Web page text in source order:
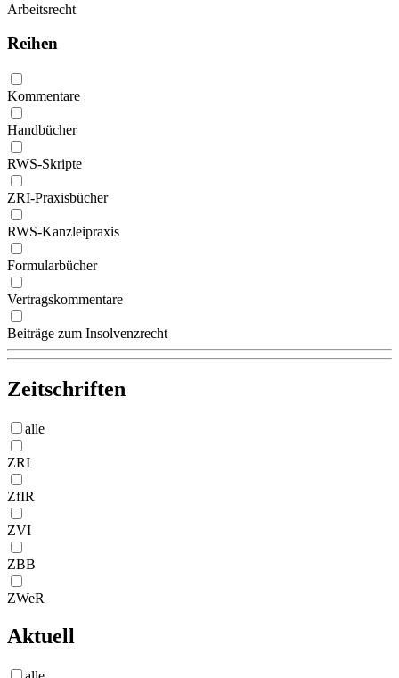
Arbeitsrecht
Reihen
Kommentare
Handbücher
RWS-Skripte
ZRI-Praxisbücher
RWS-Kanzleipraxis
Formularbücher
Vertragskommentare
Beiträge zum Insolvenzrecht
Zeitschriften
alle
ZRI
ZfIR
ZVI
ZBB
ZWeR
Aktuell